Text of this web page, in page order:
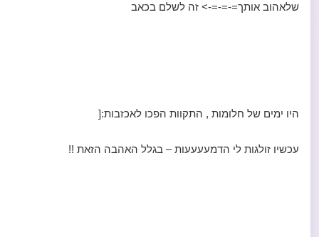
שלאהוב אותך=-=-=-> זה לשלם בכאב
היו ימים של חלומות , התקוות הפכו לאכזבות:[
עכשיו זולגות לי הדמעעעעות – בגלל האהבה הזאת !!